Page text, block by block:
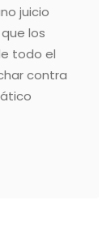
juicio
los
todo el
contra